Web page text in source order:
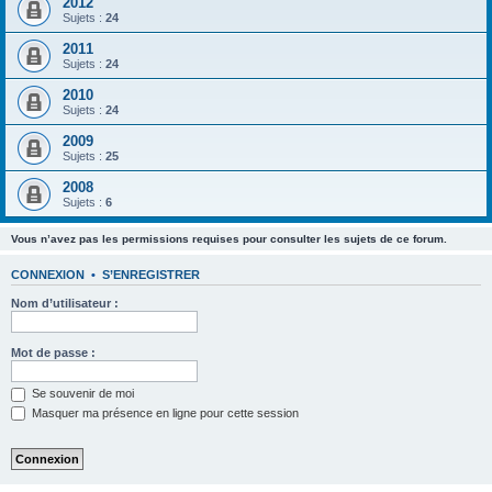
Sujets : 24
2011
Sujets : 24
2010
Sujets : 24
2009
Sujets : 25
2008
Sujets : 6
Vous n’avez pas les permissions requises pour consulter les sujets de ce forum.
CONNEXION • S’ENREGISTRER
Nom d’utilisateur :
Mot de passe :
Se souvenir de moi
Masquer ma présence en ligne pour cette session